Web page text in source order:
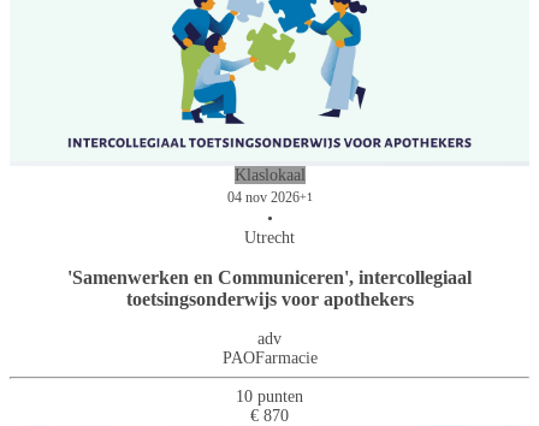
Klaslokaal
04 nov 2026+1
•
Utrecht
'Samenwerken en Communiceren', intercollegiaal
toetsingsonderwijs voor apothekers
adv
PAOFarmacie
10 punten
€ 870